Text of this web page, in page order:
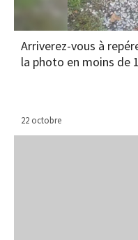
Arriverez-vous à
la photo en moins de
22 octobre